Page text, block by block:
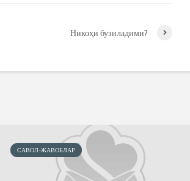
Никоҳи бузиладими?
САВОЛ-ЖАВОБЛАР